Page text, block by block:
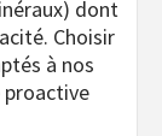
dont
Choisir
à nos
proactive